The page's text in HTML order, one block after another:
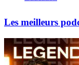
Les meilleurs